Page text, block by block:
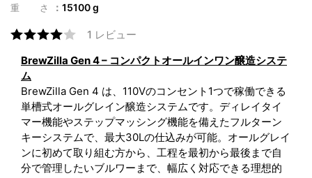
重さ 15100 g
1 レビュー
BrewZilla Gen 4 – コンパクトオールインワン醸造システ
ム
BrewZilla Gen 4 は、110Vのコンセント1つで稼働できる
単槽式オールグレイン醸造システムです。ディレイタイ
マー機能やステップマッシング機能を備えたフルターン
キーシステムで、最大30Lの仕込みが可能。オールグレイ
ンに初めて取り組む方から、工程を最初から最後まで自
分で管理したいブルワーまで、幅広く対応できる理想的